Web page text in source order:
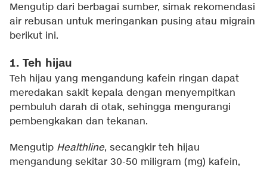
Mengutip dari berbagai sumber, simak rekomendasi
air rebusan untuk meringankan pusing atau migrain
berikut ini.
1. Teh hijau
Teh hijau yang mengandung kafein ringan dapat
meredakan sakit kepala dengan menyempitkan
pembuluh darah di otak, sehingga mengurangi
pembengkakan dan tekanan.
Mengutip Healthline, secangkir teh hijau
mengandung sekitar 30-50 miligram (mg) kafein,